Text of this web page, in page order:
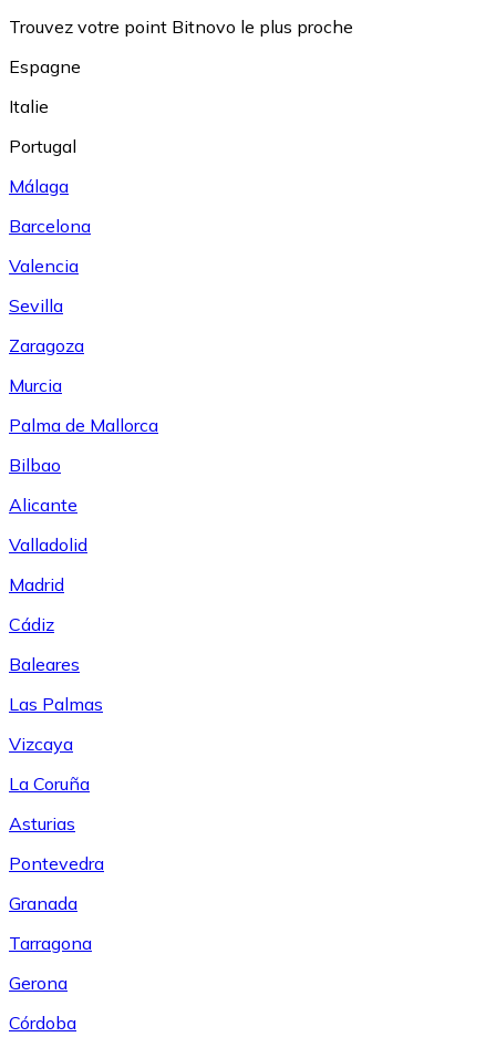
Trouvez votre point Bitnovo le plus proche
Espagne
Italie
Portugal
Málaga
Barcelona
Valencia
Sevilla
Zaragoza
Murcia
Palma de Mallorca
Bilbao
Alicante
Valladolid
Madrid
Cádiz
Baleares
Las Palmas
Vizcaya
La Coruña
Asturias
Pontevedra
Granada
Tarragona
Gerona
Córdoba